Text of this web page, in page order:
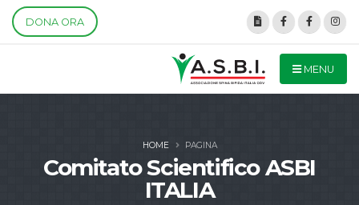
DONA ORA
MENU
Comitato Scientifico ASBI
ITALIA
HOME PAGINA